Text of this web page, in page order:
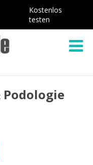
Kostenlos
testen
Podologie